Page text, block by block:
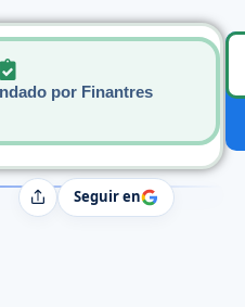
por Finantres
CompartirSeguir en